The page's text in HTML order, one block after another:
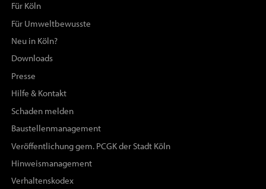
Für Köln
Für Umweltbewusste
Neu in Köln?
Downloads
Presse
Hilfe & Kontakt
Schaden melden
Baustellenmanagement
Veröffentlichung gem. PCGK der Stadt Köln
Hinweismanagement
Verhaltenskodex